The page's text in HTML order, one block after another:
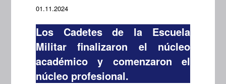
01.11.2024
Los Cadetes de la Escuela
Militar finalizaron el núcleo
académico y comenzaron el
núcleo profesional.